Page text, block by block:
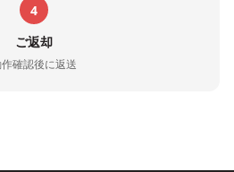
4
ご返却
確認後に返送